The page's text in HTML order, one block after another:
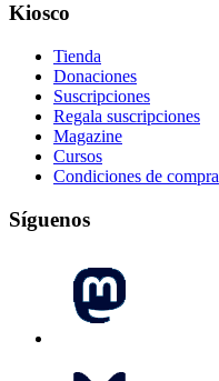
Kiosco
Tienda
Donaciones
Suscripciones
Regala suscripciones
Magazine
Cursos
Condiciones de compra
Síguenos